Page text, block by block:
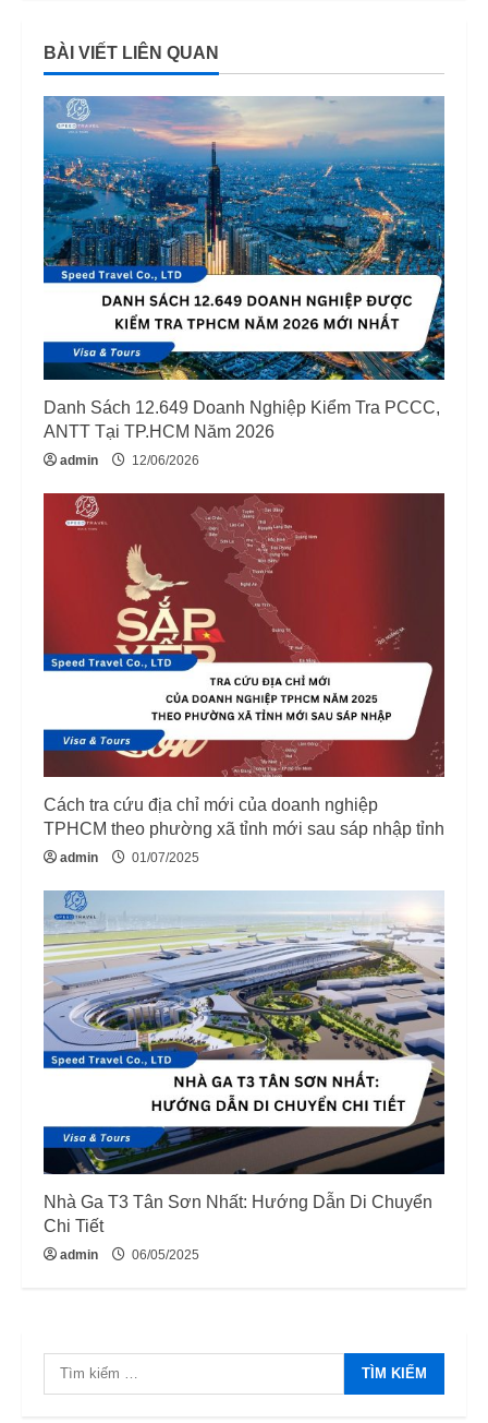
u
e
R
e
a
i
n
g
BÀI VIẾT LIÊN QUAN
Danh Sách 12.649 Doanh Nghiệp Kiểm Tra PCCC,
ANTT Tại TP.HCM Năm 2026
admin 12/06/2026
Cách tra cứu địa chỉ mới của doanh nghiệp
TPHCM theo phường xã tỉnh mới sau sáp nhập tỉnh
admin 01/07/2025
Nhà Ga T3 Tân Sơn Nhất: Hướng Dẫn Di Chuyển
Chi Tiết
admin 06/05/2025
Tìm
kiếm